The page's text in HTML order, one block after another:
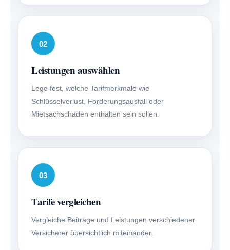
02
Leistungen auswählen
Lege fest, welche Tarifmerkmale wie
Schlüsselverlust, Forderungsausfall oder
Mietsachschäden enthalten sein sollen.
03
Tarife ver­gleichen
Vergleiche Beiträge und Leistungen verschiedener
Versicherer übersichtlich miteinander.